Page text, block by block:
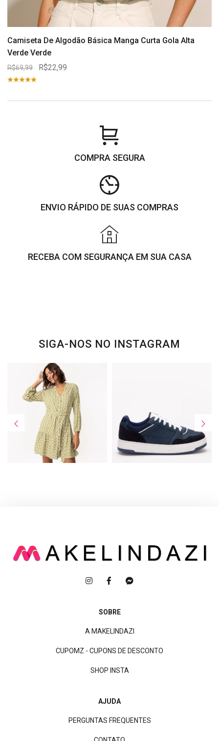
Camiseta De Algodão Básica Manga Curta Gola Alta
Verde Verde
R$69,99 R$22,99
COMPRA SEGURA
ENVIO RÁPIDO DE SUAS COMPRAS
RECEBA COM SEGURANÇA EM SUA CASA
SIGA-NOS NO INSTAGRAM
SOBRE
A MAKELINDAZI
CUPOMZ - CUPONS DE DESCONTO
SHOP INSTA
AJUDA
PERGUNTAS FREQUENTES